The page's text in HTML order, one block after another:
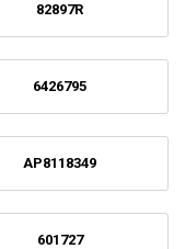
82897R
6426795
AP8118349
601727